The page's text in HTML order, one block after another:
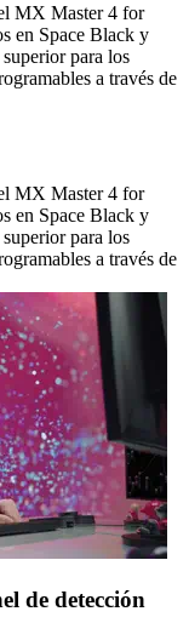
MX Master 4 for
en Space Black y
para los
a través de
MX Master 4 for
en Space Black y
para los
a través de
de detección